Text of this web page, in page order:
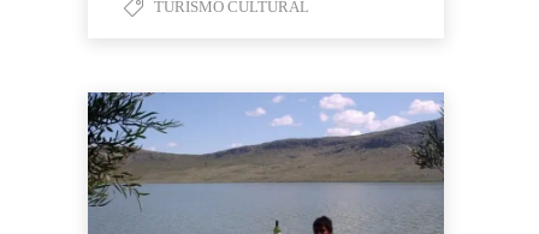
TURISMO CULTURAL